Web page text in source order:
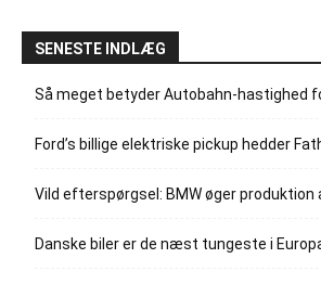
SENESTE INDLÆG
Så meget betyder Autobahn-hastighed
Ford’s billige elektriske pickup hedder
Vild efterspørgsel: BMW øger
Danske biler er de næst tungeste i